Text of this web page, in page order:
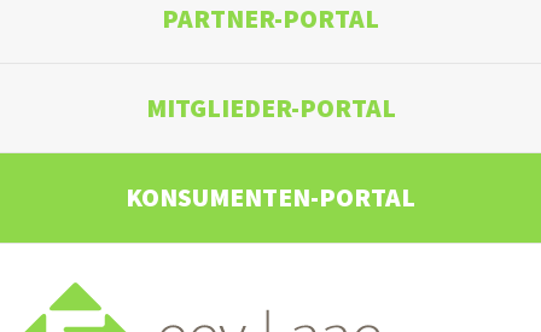
PARTNER-PORTAL
MITGLIEDER-PORTAL
KONSUMENTEN-PORTAL